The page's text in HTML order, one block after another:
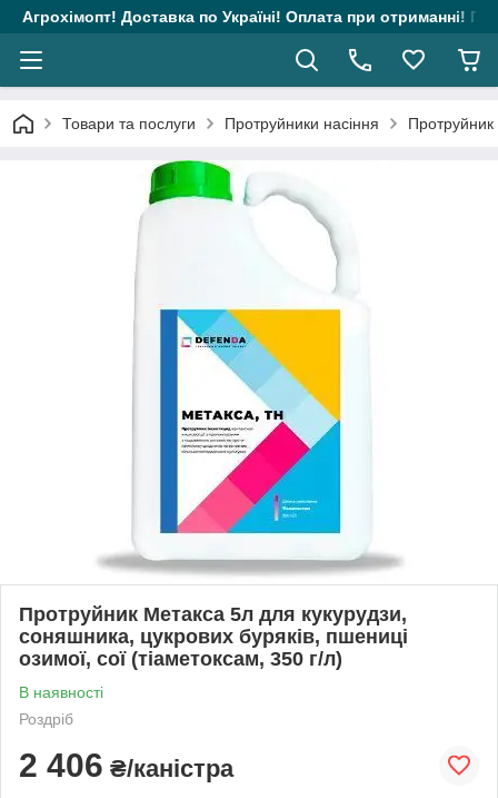
Агрохімопт! Доставка по Україні! Оплата при отриманні!
Товари та послуги Протруйники насіння Протруйник
Протруйник Метакса 5л для кукурудзи,
соняшника, цукрових буряків, пшениці
озимої, сої (тіаметоксам, 350 г/л)
В наявності
Роздріб
2 406 ₴/каністра